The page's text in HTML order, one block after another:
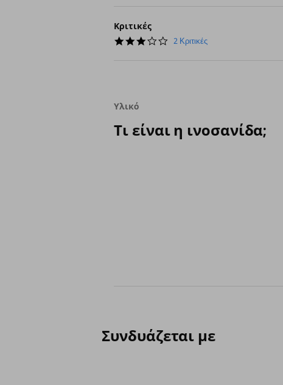
Κριτικές
3.0
2 Κριτικές
Υλικό
Τι είναι η ινοσανίδα;
Συνδυάζεται με